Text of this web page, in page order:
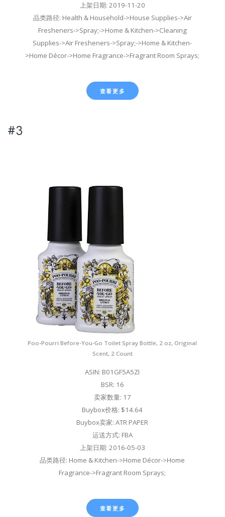
上架日期: 2019-11-20
品类路径: Health & Household->House Supplies->Air
Fresheners->Spray;->Home & Kitchen->Cleaning
Supplies->Air Fresheners->Spray;->Home & Kitchen-
>Home Décor->Home Fragrance->Fragrant Room Sprays;
查看更多
#3
Poo-Pourri Before-You-Go Toilet Spray Bottle, 2 oz, Original
Scent, 2 Count
ASIN: B01GF5A5ZI
BSR: 16
卖家数量: 17
Buybox价格: $14.64
Buybox卖家: ATR PAPER
运送方式: FBA
上架日期: 2016-05-03
品类路径: Home & Kitchen->Home Décor->Home
Fragrance->Fragrant Room Sprays;
查看更多